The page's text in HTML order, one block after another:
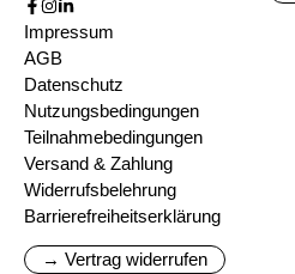
Impressum
AGB
Datenschutz
Nutzungsbedingungen
Teilnahmebedingungen
Versand & Zahlung
Widerrufsbelehrung
Barrierefreiheitserklärung
→ Vertrag widerrufen